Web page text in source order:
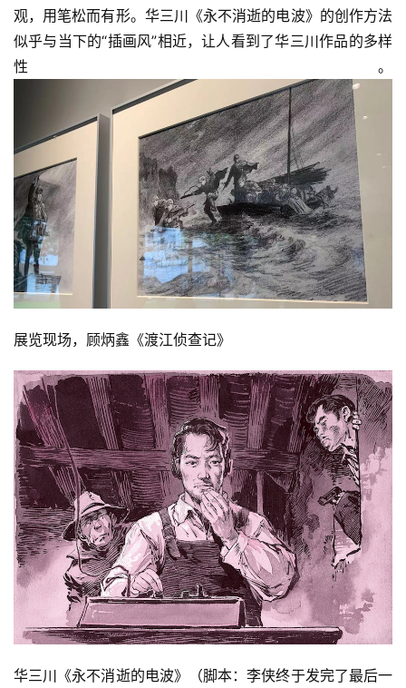
观，用笔松而有形。华三川《永不消逝的电波》的创作方法
似乎与当下的“插画风”相近，让人看到了华三川作品的多样
性。
展览现场，顾炳鑫《渡江侦查记》
华三川《永不消逝的电波》（脚本：李侠终于发完了最后一